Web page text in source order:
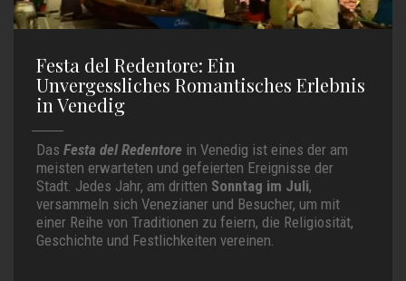
Festa del Redentore: Ein
Unvergessliches Romantisches Erlebnis
in Venedig
DasFesta del Redentore in Venedig ist eines der am
meisten erwarteten und gefeierten Ereignisse der
Stadt. Jedes Jahr, am dritten Sonntag im Juli,
versammeln sich Venezianer und Besucher, um mit
einer Reihe von Traditionen zu feiern, die Religiosität,
Geschichte und Festlichkeiten vereinen.